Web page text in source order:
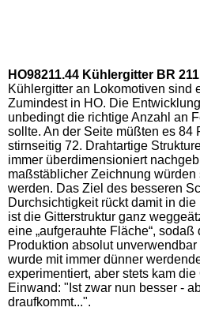
HO98211.44 Kühlergitter BR
Kühlergitter an Lokomotiven sind
Zumindest in HO. Die
unbedingt die richtige Anzahl an
sollte. An der Seite müßten es 84
stirnseitig 72. Drahtartige
immer überdimensioniert
maßstäblicher Zeichnung
werden. Das Ziel des besseren
Durchsichtigkeit rückt damit in
ist die Gitterstruktur ganz
eine „aufgerauhte Fläche“,
Produktion absolut
wurde mit immer dünner
experimentiert, aber stets kam
Einwand: "Ist zwar nun besser -
draufkommt...".